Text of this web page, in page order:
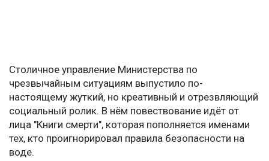
Столичное управление Министерства по
чрезвычайным ситуациям выпустило по-
настоящему жуткий, но креативный и отрезвляющий
социальный ролик. В нём повествование идёт от
лица "Книги смерти", которая пополняется именами
тех, кто проигнорировал правила безопасности на
воде.